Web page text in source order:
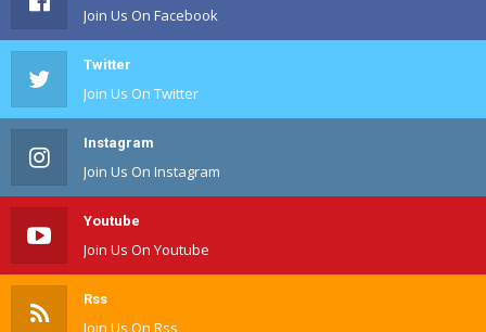
Join Us On Facebook
Twitter
Join Us On Twitter
Instagram
Join Us On Instagram
Youtube
Join Us On Youtube
Rss
Join Us On Rss